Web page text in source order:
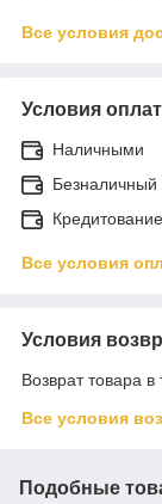
Все условия
Условия
Наличными
Безналичный
Кредитование
Все условия
Условия
Возврат товара
Все условия
Подобные